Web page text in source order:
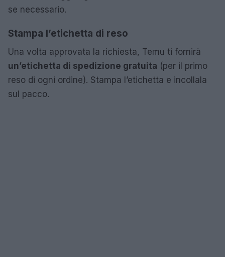
se necessario.
Stampa l’etichetta di reso
Una volta approvata la richiesta, Temu ti fornirà
un’etichetta di spedizione gratuita (per il primo
reso di ogni ordine). Stampa l’etichetta e incollala
sul pacco.